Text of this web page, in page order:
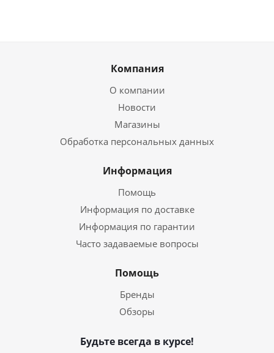
Компания
О компании
Новости
Магазины
Обработка персональных данных
Информация
Помощь
Информация по доставке
Информация по гарантии
Часто задаваемые вопросы
Помощь
Бренды
Обзоры
Будьте всегда в курсе!